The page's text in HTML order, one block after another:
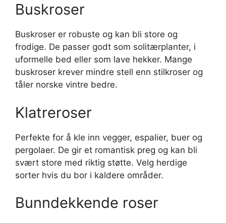
Buskroser
Buskroser er robuste og kan bli store og
frodige. De passer godt som solitærplanter, i
uformelle bed eller som lave hekker. Mange
buskroser krever mindre stell enn stilkroser og
tåler norske vintre bedre.
Klatreroser
Perfekte for å kle inn vegger, espalier, buer og
pergolaer. De gir et romantisk preg og kan bli
svært store med riktig støtte. Velg herdige
sorter hvis du bor i kaldere områder.
Bunndekkende roser